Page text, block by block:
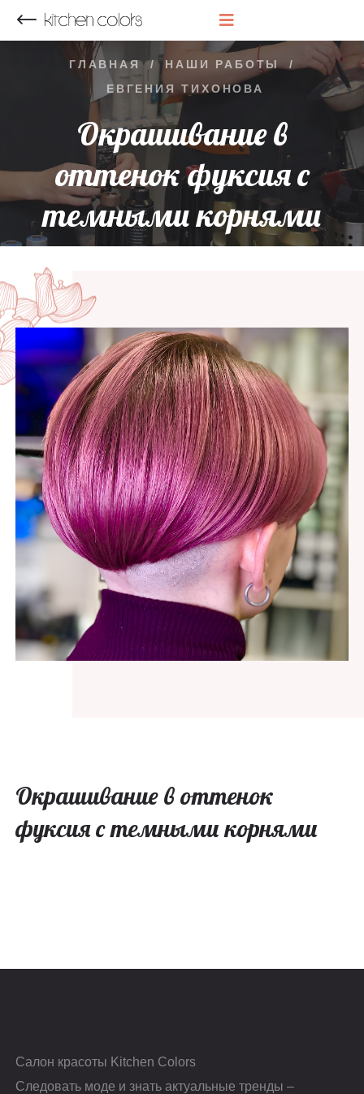
ГЛАВНАЯ / НАШИ РАБОТЫ
/
ЕВГЕНИЯ ТИХОНОВА
Окрашивание в
оттенок фуксия с
темными корнями
Окрашивание в оттенок
фуксия с темными корнями
НАЗАД
Салон красоты Kitchen Colors
Следовать моде и знать актуальные тренды –